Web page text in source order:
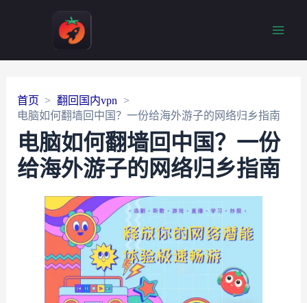
首页
翻回国内vpn
电脑如何翻墙回中国？一份给海外游子的网络归乡指南
电脑如何翻墙回中国？一份
给海外游子的网络归乡指南